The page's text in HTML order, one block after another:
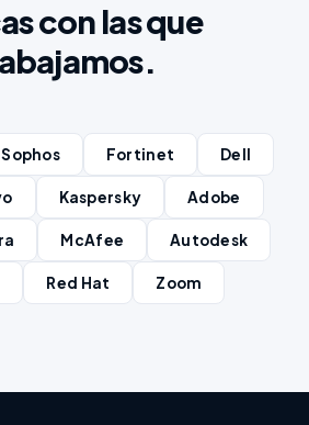
con las que
Sophos Fortinet Dell
Kaspersky Adobe
McAfee Autodesk
Red Hat Zoom